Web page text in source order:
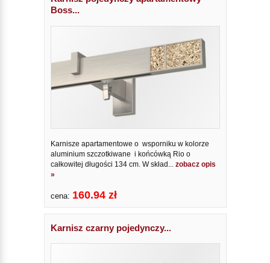
Boss...
Karnisze apartamentowe o wsporniku w kolorze
aluminium szczotkiwane i końcówką Rio o
całkowitej długości 134 cm. W skład... zobacz opis
»
cena: 160.94 zł
Karnisz czarny pojedynczy...